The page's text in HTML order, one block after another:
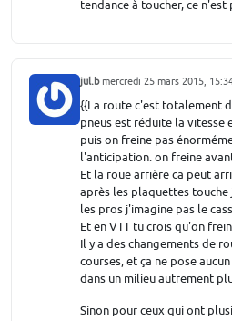
tendance à toucher, ce n'est
jul.bmercredi 25 mars 2015,
{{La route c'est totalement
pneus est réduite la vitesse
puis on freine pas
l'anticipation. on freine
Et la roue arrière ca peut
après les plaquettes
les pros j'imagine pas le
Et en VTT tu crois qu'on
Il y a des changements de
courses, et ça ne pose
dans un milieu autrement
Sinon pour ceux qui ont